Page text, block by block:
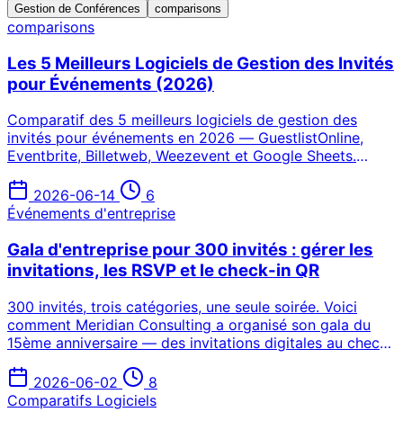
Gestion de Conférences
comparisons
comparisons
Les 5 Meilleurs Logiciels de Gestion des Invités
pour Événements (2026)
Comparatif des 5 meilleurs logiciels de gestion des
invités pour événements en 2026 — GuestlistOnline,
Eventbrite, Billetweb, Weezevent et Google Sheets.
d'événement.
2026-06-14
6
Événements d'entreprise
Gala d'entreprise pour 300 invités : gérer les
invitations, les RSVP et le check-in QR
300 invités, trois catégories, une seule soirée. Voici
comment Meridian Consulting a organisé son gala du
15ème anniversaire — des invitations digitales au check-
2026-06-02
8
Comparatifs Logiciels